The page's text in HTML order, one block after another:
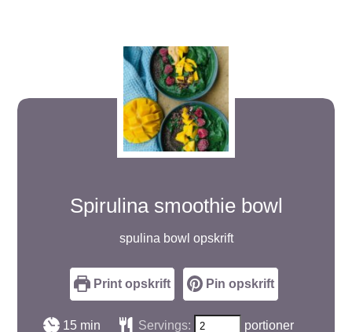
Spirulina smoothie bowl
spulina bowl opskrift
Print opskrift Pin opskrift
15minutter
min Servings: portioner